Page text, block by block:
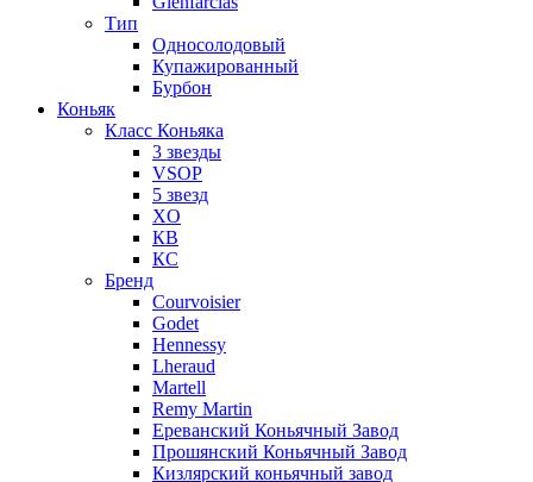
Тип
Односолодовый
Купажированный
Бурбон
Коньяк
Класс Коньяка
3 звезды
VSOP
5 звезд
XO
КВ
КС
Бренд
Courvoisier
Godet
Hennessy
Lheraud
Martell
Remy Martin
Ереванский Коньячный Завод
Прошянский Коньячный Завод
Кизлярский коньячный завод